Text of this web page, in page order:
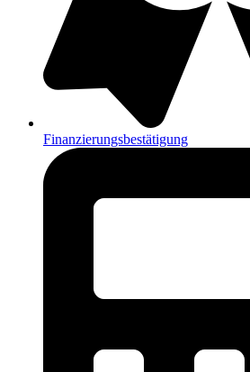
Finanzierungsbestätigung